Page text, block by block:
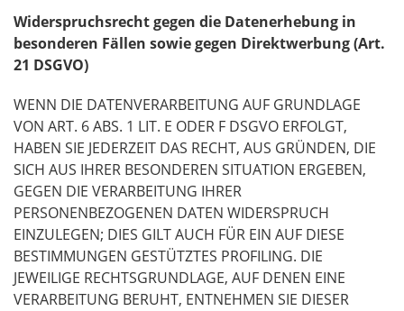
Widerspruchsrecht gegen die Datenerhebung in
besonderen Fällen sowie gegen Direktwerbung (Art.
21 DSGVO)
WENN DIE DATENVERARBEITUNG AUF GRUNDLAGE
VON ART. 6 ABS. 1 LIT. E ODER F DSGVO ERFOLGT,
HABEN SIE JEDERZEIT DAS RECHT, AUS GRÜNDEN, DIE
SICH AUS IHRER BESONDEREN SITUATION ERGEBEN,
GEGEN DIE VERARBEITUNG IHRER
PERSONENBEZOGENEN DATEN WIDERSPRUCH
EINZULEGEN; DIES GILT AUCH FÜR EIN AUF DIESE
BESTIMMUNGEN GESTÜTZTES PROFILING. DIE
JEWEILIGE RECHTSGRUNDLAGE, AUF DENEN EINE
VERARBEITUNG BERUHT, ENTNEHMEN SIE DIESER